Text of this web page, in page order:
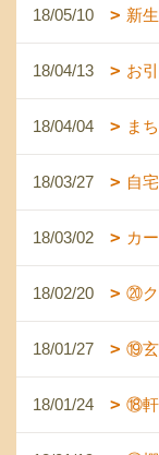
18/05/10 新
18/04/13 お
18/04/04 ま
18/03/27 自
18/03/02 カ
18/02/20 ⑳ク
18/01/27 ⑲玄
18/01/24 ⑱軒